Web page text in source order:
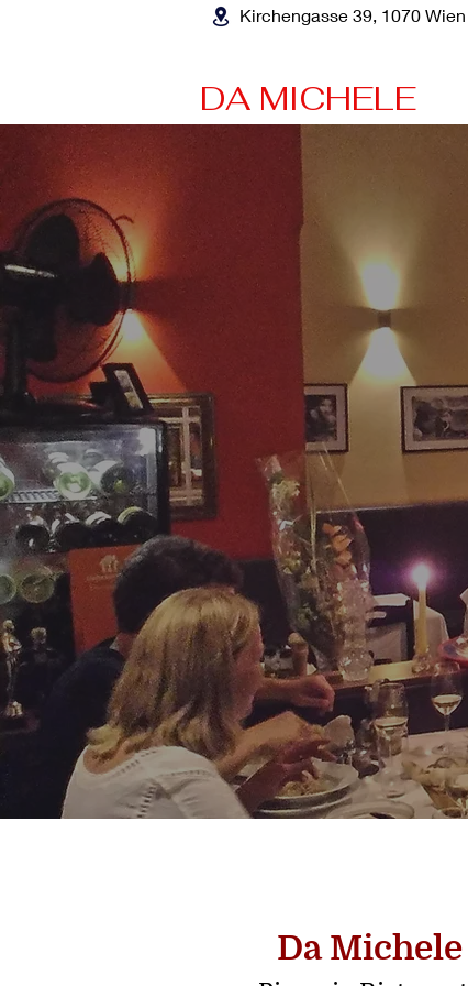
Kirchengasse 39, 1070 Wien
DA MICHELE
Da Michele